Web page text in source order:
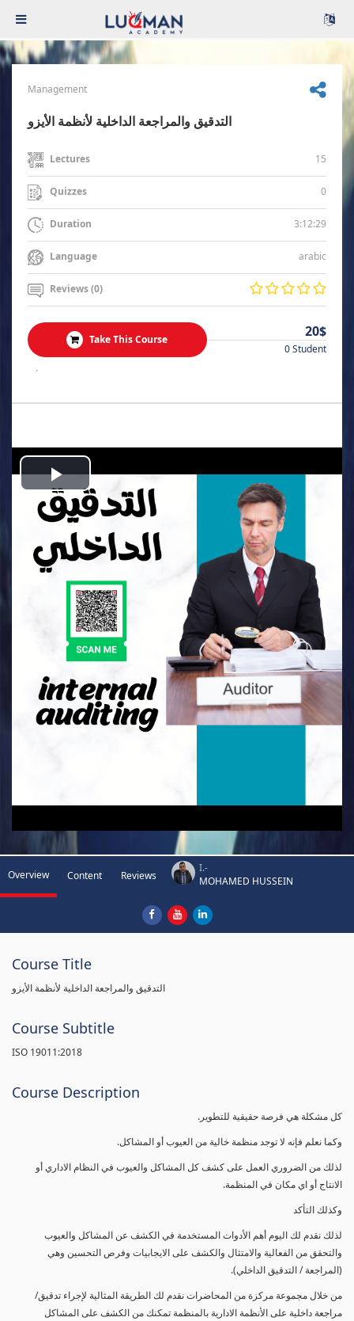
Management
التدقيق والمراجعة الداخلية لأنظمة الأيزو
Lectures 15
Quizzes 0
Duration 3:12:29
Language arabic
Reviews (0)
Take This Course 20$
0 Student
.
Play
Video
Overview Content Reviews
I.-
MOHAMED HUSSEIN
Course Title
التدقيق والمراجعة الداخلية لأنظمة الأيزو
Course Subtitle
ISO 19011:2018
Course Description
كل مشكلة هي فرصة حقيقية للتطوير.
وكما نعلم فإنه لا توجد منظمة خالية من العيوب أو المشاكل.
لذلك من الضروري العمل على كشف كل المشاكل والعيوب في النظام الاداري أو
الانتاج أو اي مكان في المنظمة.
وكذلك التأكد
لذلك نقدم لك اليوم أهم الأدوات المستخدمة في الكشف عن المشاكل والعيوب
والتحقق من الفعالية والامتثال والكشف على الايجابيات وفرص التحسين وهي
(المراجعة / التدقيق الداخلي).
من خلال مجموعة مركزة من المحاضرات نقدم لك الطريقة المثالية لإجراء تدقيق/
مراجعة داخلية على الأنظمة الادارية بالمنظمة تمكنك من الكشف على المشاكل